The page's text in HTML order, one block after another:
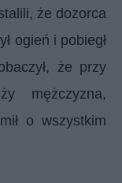
że dozorca
ogień i pobiegł
że przy
mężczyzna,
o wszystkim